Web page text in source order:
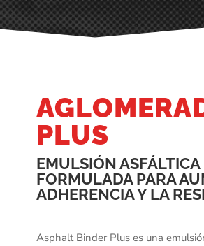
PLUS
EMULSIÓN
FORMULADA PARA
ADHERENCIA Y LA
Asphalt Binder Plus es una